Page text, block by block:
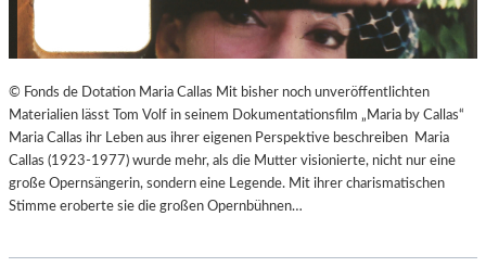
© Fonds de Dotation Maria Callas Mit bisher noch unveröffentlichten
Materialien lässt Tom Volf in seinem Dokumentationsfilm „Maria by Callas“
Maria Callas ihr Leben aus ihrer eigenen Perspektive beschreiben Maria
Callas (1923-1977) wurde mehr, als die Mutter visionierte, nicht nur eine
große Opernsängerin, sondern eine Legende. Mit ihrer charismatischen
Stimme eroberte sie die großen Opernbühnen…